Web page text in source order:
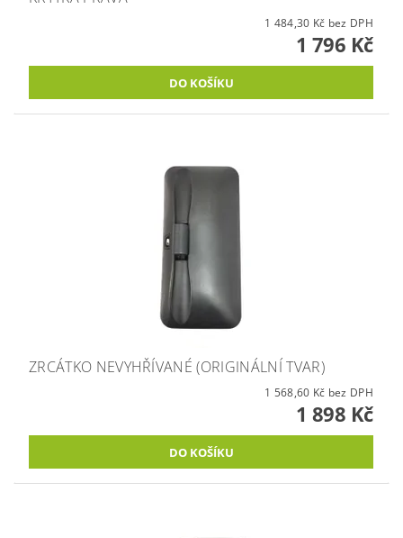
1 484,30 Kč bez DPH
1 796 Kč
ZRCÁTKO NEVYHŘÍVANÉ (ORIGINÁLNÍ TVAR)
1 568,60 Kč bez DPH
1 898 Kč